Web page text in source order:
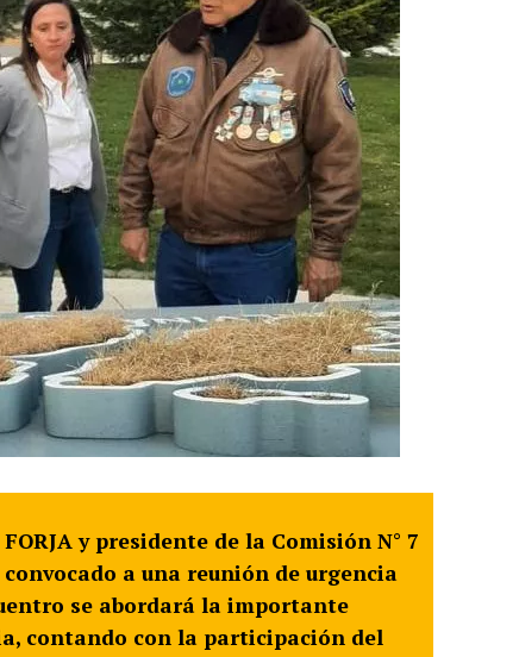
y presidente de la Comisión N° 7
a una reunión de urgencia
se abordará la importante
contando con la participación del